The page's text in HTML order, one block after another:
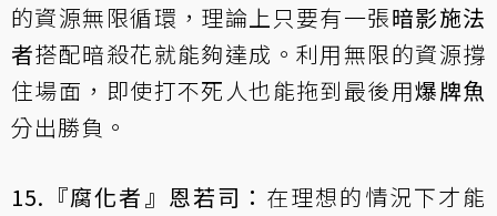
的資源無限循環，理論上只要有一張暗影施法
者搭配暗殺花就能夠達成。利用無限的資源撐
住場面，即使打不死人也能拖到最後用爆牌魚
分出勝負。
15.『腐化者』恩若司： 在理想的情況下才能